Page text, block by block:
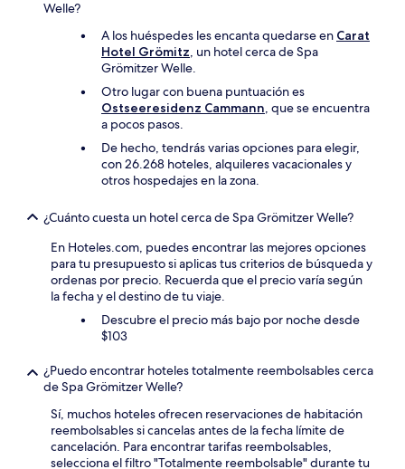
términos
Welle?
A los huéspedes les encanta quedarse en Carat
Hotel Grömitz, un hotel cerca de Spa
Grömitzer Welle.
Otro lugar con buena puntuación es
Ostseeresidenz Cammann, que se encuentra
a pocos pasos.
De hecho, tendrás varias opciones para elegir,
con 26.268 hoteles, alquileres vacacionales y
otros hospedajes en la zona.
¿Cuánto cuesta un hotel cerca de Spa Grömitzer Welle?
En Hoteles.com, puedes encontrar las mejores opciones
para tu presupuesto si aplicas tus criterios de búsqueda y
ordenas por precio. Recuerda que el precio varía según
la fecha y el destino de tu viaje.
Descubre el precio más bajo por noche desde
$103
¿Puedo encontrar hoteles totalmente reembolsables cerca
de Spa Grömitzer Welle?
Sí, muchos hoteles ofrecen reservaciones de habitación
reembolsables si cancelas antes de la fecha límite de
cancelación. Para encontrar tarifas reembolsables,
selecciona el filtro "Totalmente reembolsable" durante tu